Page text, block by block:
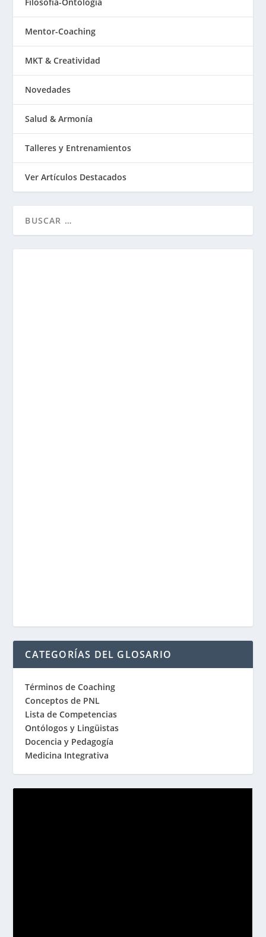
Mentor-Coaching
MKT & Creatividad
Novedades
Salud & Armonía
Talleres y Entrenamientos
Ver Artículos Destacados
CATEGORÍAS DEL GLOSARIO
Términos de Coaching
Conceptos de PNL
Lista de Competencias
Ontólogos y Lingüistas
Docencia y Pedagogía
Medicina Integrativa